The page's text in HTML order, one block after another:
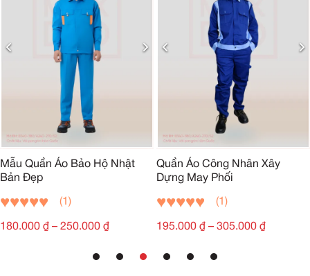
Mẫu Quần Áo Bảo Hộ Nhật
Bản Đẹp
(1)
180.000 ₫ – 250.000 ₫
Quần Áo Công Nhân Xây
Dựng May Phối
(1)
195.000 ₫ – 305.000 ₫